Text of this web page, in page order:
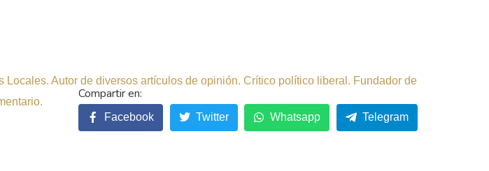
Autor de diversos artículos de opinión. Crítico político liberal. Fundador de
Facebook Twitter Whatsapp Telegram